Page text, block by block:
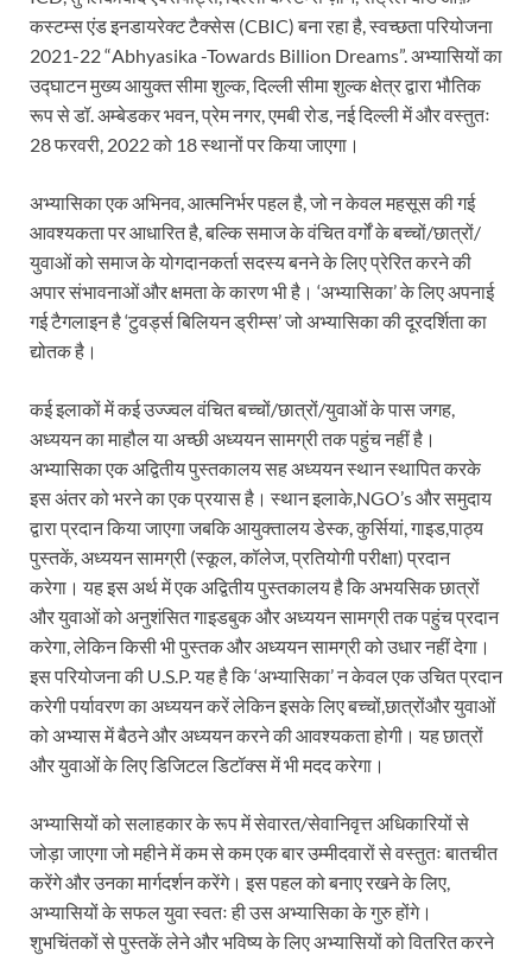
कस्टम्स एंड इनडायरेक्ट टैक्सेस (CBIC) बना रहा है, स्वच्छता परियोजना
2021-22 “Abhyasika -Towards Billion Dreams”. अभ्यासियों का
उद्घाटन मुख्य आयुक्त सीमा शुल्क, दिल्ली सीमा शुल्क क्षेत्र द्वारा भौतिक
रूप से डॉ. अम्बेडकर भवन, प्रेम नगर, एमबी रोड, नई दिल्ली में और वस्तुतः
28 फरवरी, 2022 को 18 स्थानों पर किया जाएगा।
अभ्यासिका एक अभिनव, आत्मनिर्भर पहल है, जो न केवल महसूस की गई
आवश्यकता पर आधारित है, बल्कि समाज के वंचित वर्गों के बच्चों/छात्रों/
युवाओं को समाज के योगदानकर्ता सदस्य बनने के लिए प्रेरित करने की
अपार संभावनाओं और क्षमता के कारण भी है। ‘अभ्यासिका’ के लिए अपनाई
गई टैगलाइन है ‘टुवर्ड्स बिलियन ड्रीम्स’ जो अभ्यासिका की दूरदर्शिता का
द्योतक है।
कई इलाकों में कई उज्ज्वल वंचित बच्चों/छात्रों/युवाओं के पास जगह,
अध्ययन का माहौल या अच्छी अध्ययन सामग्री तक पहुंच नहीं है।
अभ्यासिका एक अद्वितीय पुस्तकालय सह अध्ययन स्थान स्थापित करके
इस अंतर को भरने का एक प्रयास है। स्थान इलाके,NGO’s और समुदाय
द्वारा प्रदान किया जाएगा जबकि आयुक्तालय डेस्क, कुर्सियां, गाइड,पाठ्य
पुस्तकें, अध्ययन सामग्री (स्कूल, कॉलेज, प्रतियोगी परीक्षा) प्रदान
करेगा। यह इस अर्थ में एक अद्वितीय पुस्तकालय है कि अभयसिक छात्रों
और युवाओं को अनुशंसित गाइडबुक और अध्ययन सामग्री तक पहुंच प्रदान
करेगा, लेकिन किसी भी पुस्तक और अध्ययन सामग्री को उधार नहीं देगा।
इस परियोजना की U.S.P. यह है कि ‘अभ्यासिका’ न केवल एक उचित प्रदान
करेगी पर्यावरण का अध्ययन करें लेकिन इसके लिए बच्चों,छात्रोंऔर युवाओं
को अभ्यास में बैठने और अध्ययन करने की आवश्यकता होगी। यह छात्रों
और युवाओं के लिए डिजिटल डिटॉक्स में भी मदद करेगा।
अभ्यासियों को सलाहकार के रूप में सेवारत/सेवानिवृत्त अधिकारियों से
जोड़ा जाएगा जो महीने में कम से कम एक बार उम्मीदवारों से वस्तुतः बातचीत
करेंगे और उनका मार्गदर्शन करेंगे। इस पहल को बनाए रखने के लिए,
अभ्यासियों के सफल युवा स्वतः ही उस अभ्यासिका के गुरु होंगे।
शुभचिंतकों से पुस्तकें लेने और भविष्य के लिए अभ्यासियों को वितरित करने